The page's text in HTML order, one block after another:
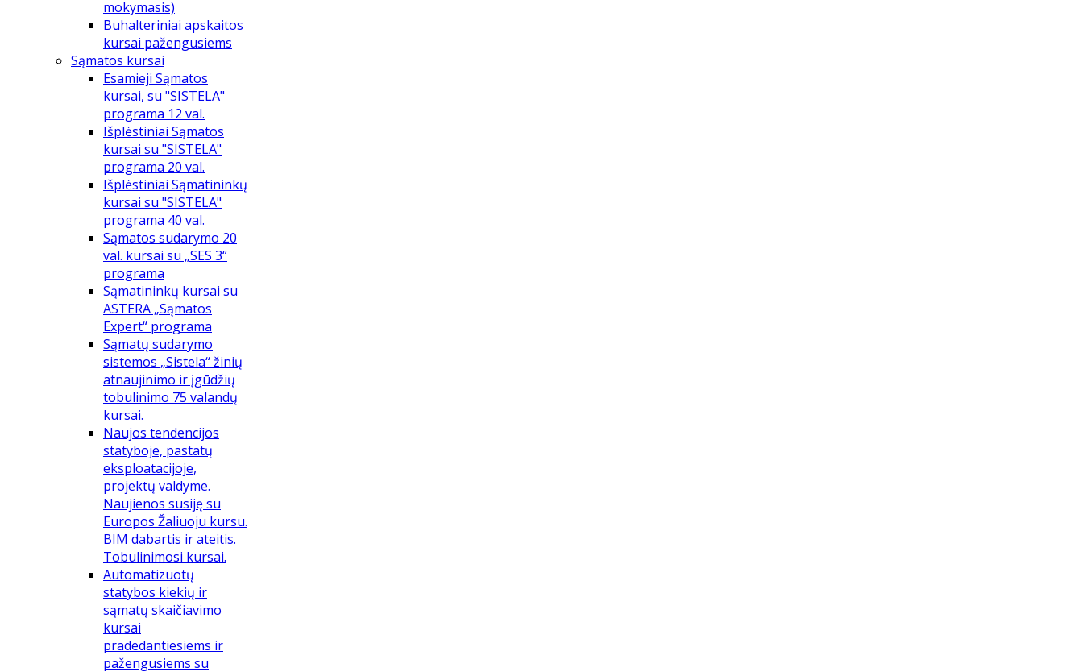
mokymasis)
Buhalteriniai apskaitos
kursai pažengusiems
Sąmatos kursai
Esamieji Sąmatos
kursai, su "SISTELA"
programa 12 val.
Išplėstiniai Sąmatos
kursai su "SISTELA"
programa 20 val.
Išplėstiniai Sąmatininkų
kursai su "SISTELA"
programa 40 val.
Sąmatos sudarymo 20
val. kursai su „SES 3“
programa
Sąmatininkų kursai su
ASTERA „Sąmatos
Expert“ programa
Sąmatų sudarymo
sistemos „Sistela“ žinių
atnaujinimo ir įgūdžių
tobulinimo 75 valandų
kursai.
Naujos tendencijos
statyboje, pastatų
eksploatacijoje,
projektų valdyme.
Naujienos susiję su
Europos Žaliuoju kursu.
BIM dabartis ir ateitis.
Tobulinimosi kursai.
Automatizuotų
statybos kiekių ir
sąmatų skaičiavimo
kursai
pradedantiesiems ir
pažengusiems su